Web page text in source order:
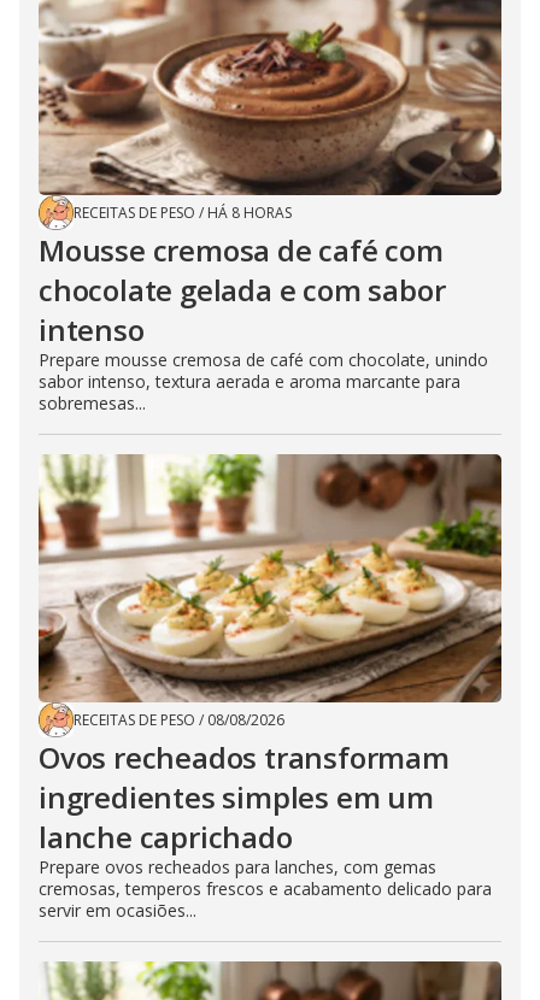
RECEITAS DE PESO / HÁ 8 HORAS
Mousse cremosa de café com
chocolate gelada e com sabor
intenso
Prepare mousse cremosa de café com chocolate, unindo
sabor intenso, textura aerada e aroma marcante para
sobremesas...
RECEITAS DE PESO / 08/08/2026
Ovos recheados transformam
ingredientes simples em um
lanche caprichado
Prepare ovos recheados para lanches, com gemas
cremosas, temperos frescos e acabamento delicado para
servir em ocasiões...